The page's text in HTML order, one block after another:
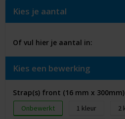
Kies je aantal
Of vul hier je aantal in:
Kies een bewerking
Strap(s) front (16 mm x 300mm)
Onbewerkt 1 2